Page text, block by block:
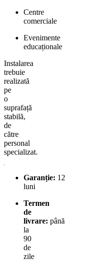
Centre
comerciale
Evenimente
educaționale
Instalarea
trebuie
realizată
pe
o
suprafață
stabilă,
de
către
personal
specializat.
Garanție: 12
luni
Termen
de
livrare: până
la
90
de
zile